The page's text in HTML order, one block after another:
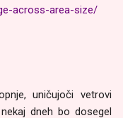
across-area-size/
uničujoči vetrovi
dneh bo dosegel